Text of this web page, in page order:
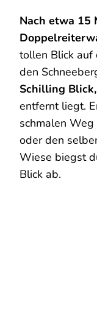
Nach etwa 15
tollen Blick auf
den
Schilling Blick,
entfernt liegt.
schmalen
oder den
Wiese biegst
Blick ab.